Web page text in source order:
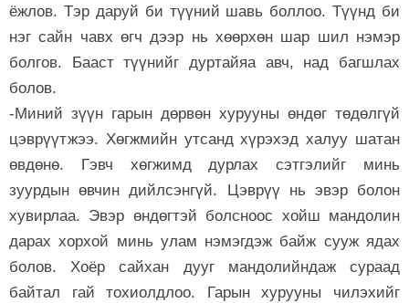
ёжлов. Тэр даруй би түүний шавь боллоо. Түүнд би
нэг сайн чавх өгч дээр нь хөөрхөн шар шил нэмэр
болгов. Бааст түүнийг дуртайяа авч, над багшлах
болов.
-Миний зүүн гарын дөрвөн хурууны өндөг төдөлгүй
цэврүүтжээ. Хөгжмийн утсанд хүрэхэд халуу шатан
өвдөнө. Гэвч хөгжимд дурлах сэтгэлийг минь
зуурдын өвчин дийлсэнгүй. Цэврүү нь эвэр болон
хувирлаа. Эвэр өндөгтэй болсноос хойш мандолин
дарах хорхой минь улам нэмэгдэж байж сууж ядах
болов. Хоёр сайхан дууг мандолийндаж сураад
байтал гай тохиолдлоо. Гарын хурууны чилэхийг